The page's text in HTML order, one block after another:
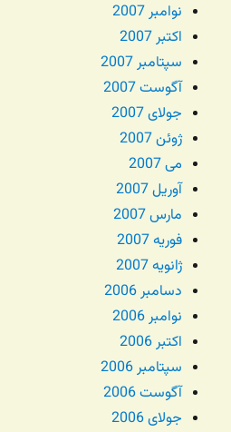
نوامبر 2007
اکتبر 2007
سپتامبر 2007
آگوست 2007
جولای 2007
ژوئن 2007
می 2007
آوریل 2007
مارس 2007
فوریه 2007
ژانویه 2007
دسامبر 2006
نوامبر 2006
اکتبر 2006
سپتامبر 2006
آگوست 2006
جولای 2006